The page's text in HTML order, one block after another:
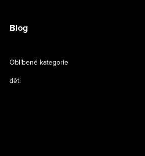
Blog
Oblíbené kategorie
děti